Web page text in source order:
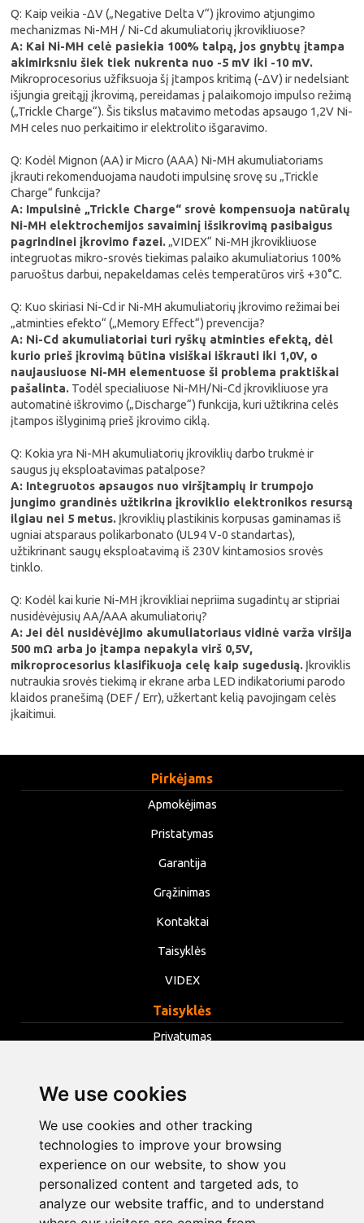
We use cookies
We use cookies and other tracking
technologies to improve your browsing
experience on our website, to show you
personalized content and targeted ads, to
analyze our website traffic, and to understand
Q: Kaip veikia -ΔV („Negative Delta V“) įkrovimo atjungimo
mechanizmas Ni-MH / Ni-Cd akumuliatorių įkrovikliuose?
A: Kai Ni-MH celė pasiekia 100% talpą, jos gnybtų įtampa
akimirksniu šiek tiek nukrenta nuo -5 mV iki -10 mV.
Mikroprocesorius užfiksuoja šį įtampos kritimą (-ΔV) ir nedelsiant
išjungia greitąjį įkrovimą, pereidamas į palaikomojo impulso režimą
(„Trickle Charge“). Šis tikslus matavimo metodas apsaugo 1,2V Ni-
MH celes nuo perkaitimo ir elektrolito išgaravimo.
Q: Kodėl Mignon (AA) ir Micro (AAA) Ni-MH akumuliatoriams
įkrauti rekomenduojama naudoti impulsinę srovę su „Trickle
Charge“ funkcija?
A: Impulsinė „Trickle Charge“ srovė kompensuoja natūralų
Ni-MH elektrochemijos savaiminį išsikrovimą pasibaigus
pagrindinei įkrovimo fazei. „VIDEX“ Ni-MH įkrovikliuose
integruotas mikro-srovės tiekimas palaiko akumuliatorius 100%
paruoštus darbui, nepakeldamas celės temperatūros virš +30°C.
Q: Kuo skiriasi Ni-Cd ir Ni-MH akumuliatorių įkrovimo režimai bei
„atminties efekto“ („Memory Effect“) prevencija?
A: Ni-Cd akumuliatoriai turi ryškų atminties efektą, dėl
kurio prieš įkrovimą būtina visiškai iškrauti iki 1,0V, o
naujausiuose Ni-MH elementuose ši problema praktiškai
pašalinta. Todėl specialiuose Ni-MH/Ni-Cd įkrovikliuose yra
automatinė iškrovimo („Discharge“) funkcija, kuri užtikrina celės
įtampos išlyginimą prieš įkrovimo ciklą.
Q: Kokia yra Ni-MH akumuliatorių įkroviklių darbo trukmė ir
saugus jų eksploatavimas patalpose?
A: Integruotos apsaugos nuo viršįtampių ir trumpojo
jungimo grandinės užtikrina įkroviklio elektronikos resursą
ilgiau nei 5 metus. Įkroviklių plastikinis korpusas gaminamas iš
ugniai atsparaus polikarbonato (UL94 V-0 standartas),
užtikrinant saugų eksploatavimą iš 230V kintamosios srovės
tinklo.
Q: Kodėl kai kurie Ni-MH įkrovikliai nepriima sugadintų ar stipriai
nusidėvėjusių AA/AAA akumuliatorių?
A: Jei dėl nusidėvėjimo akumuliatoriaus vidinė varža viršija
500 mΩ arba jo įtampa nepakyla virš 0,5V,
mikroprocesorius klasifikuoja celę kaip sugedusią. Įkroviklis
nutraukia srovės tiekimą ir ekrane arba LED indikatoriumi parodo
klaidos pranešimą (DEF / Err), užkertant kelią pavojingam celės
įkaitimui.
Pirkėjams
Apmokėjimas
Pristatymas
Garantija
Grąžinimas
Kontaktai
Taisyklės
VIDEX
Taisyklės
Privatumas
Slapukai
Keisti slapukų nustatymus
info@opentools.lv +371 26272360